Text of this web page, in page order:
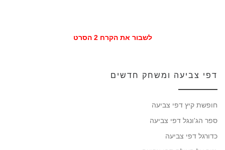
לשבור את הקרח 2 הסרט
דפי צביעה ומשחק חדשים
חופשת קיץ דפי צביעה
ספר הג'ונגל דפי צביעה
כדורגל דפי צביעה